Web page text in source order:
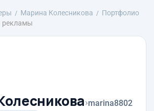
Марина Колесникова
Портфолио
рекламы
›marina8802